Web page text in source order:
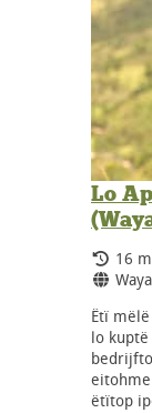
Lo
16
Ëtï
lo
ëtïtop